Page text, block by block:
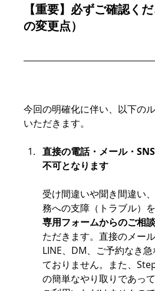
【重要】必ずご確認く
の変更点）
今回の明確化に伴い、以下の
いただきます。
直接の電話・メール・
不可となります
受け間違いや聞き間違い
務への支障（トラブル）
専用フォームからのご相
ただきます。直接のメール
LINE、DM、ご予約なき
ておりません。また、
の簡単なやり取りであっ